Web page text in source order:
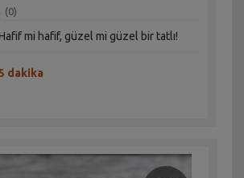
(0)
Hafif mi hafif, güzel mi güzel bir tatlı!
dakika